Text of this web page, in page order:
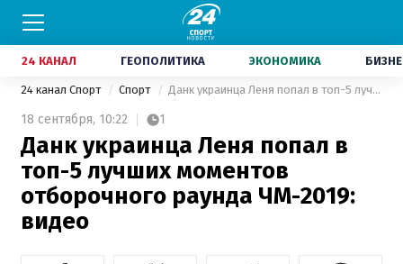
24 КАНАЛ ГЕОПОЛИТИКА ЭКОНОМИКА
24 канал Спорт Спорт Данк украинца Леня попал в топ-5 лучших моментов отборочного раунда ЧМ-2019: видео
18 сентября, 10:22 1
Данк украинца Леня попал в
топ-5 лучших моментов
отборочного раунда ЧМ-2019:
видео